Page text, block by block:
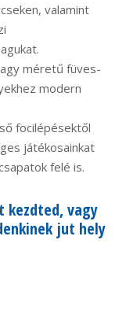
valamint
méretű füves-
modern
focilépésektől
játékosainkat
felé is.
kezdted, vagy
jut hely